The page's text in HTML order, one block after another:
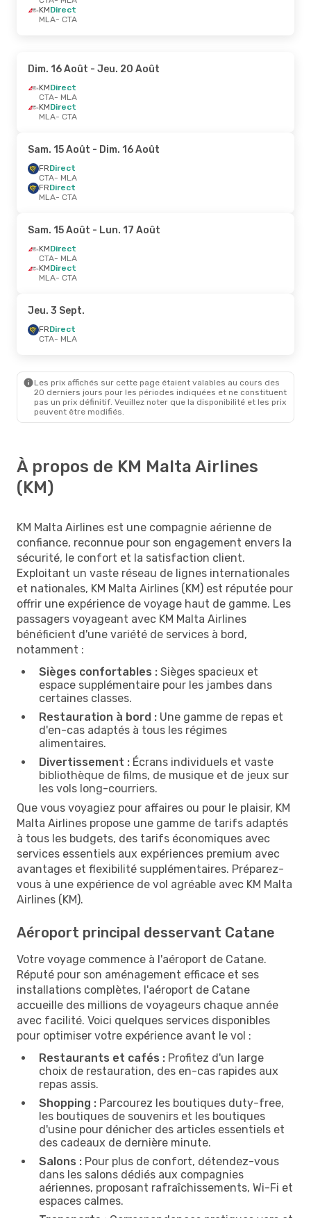
KMDirect
MLA- CTA
Dim. 16 Août - Jeu. 20 Août
KMDirect
CTA- MLA
KMDirect
MLA- CTA
Sam. 15 Août - Dim. 16 Août
FRDirect
CTA- MLA
FRDirect
MLA- CTA
Sam. 15 Août - Lun. 17 Août
KMDirect
CTA- MLA
KMDirect
MLA- CTA
Jeu. 3 Sept.
FRDirect
CTA- MLA
Les prix affichés sur cette page étaient valables au cours des
20 derniers jours pour les périodes indiquées et ne constituent
pas un prix définitif. Veuillez noter que la disponibilité et les prix
peuvent être modifiés.
À propos de KM Malta Airlines
(KM)
KM Malta Airlines est une compagnie aérienne de
confiance, reconnue pour son engagement envers la
sécurité, le confort et la satisfaction client.
Exploitant un vaste réseau de lignes internationales
et nationales, KM Malta Airlines (KM) est réputée pour
offrir une expérience de voyage haut de gamme. Les
passagers voyageant avec KM Malta Airlines
bénéficient d'une variété de services à bord,
notamment :
Sièges confortables : Sièges spacieux et
espace supplémentaire pour les jambes dans
certaines classes.
Restauration à bord : Une gamme de repas et
d'en-cas adaptés à tous les régimes
alimentaires.
Divertissement : Écrans individuels et vaste
bibliothèque de films, de musique et de jeux sur
les vols long-courriers.
Que vous voyagiez pour affaires ou pour le plaisir, KM
Malta Airlines propose une gamme de tarifs adaptés
à tous les budgets, des tarifs économiques avec
services essentiels aux expériences premium avec
avantages et flexibilité supplémentaires. Préparez-
vous à une expérience de vol agréable avec KM Malta
Airlines (KM).
Aéroport principal desservant Catane
Votre voyage commence à l'aéroport de Catane.
Réputé pour son aménagement efficace et ses
installations complètes, l'aéroport de Catane
accueille des millions de voyageurs chaque année
avec facilité. Voici quelques services disponibles
pour optimiser votre expérience avant le vol :
Restaurants et cafés : Profitez d'un large
choix de restauration, des en-cas rapides aux
repas assis.
Shopping : Parcourez les boutiques duty-free,
les boutiques de souvenirs et les boutiques
d'usine pour dénicher des articles essentiels et
des cadeaux de dernière minute.
Salons : Pour plus de confort, détendez-vous
dans les salons dédiés aux compagnies
aériennes, proposant rafraîchissements, Wi-Fi et
espaces calmes.